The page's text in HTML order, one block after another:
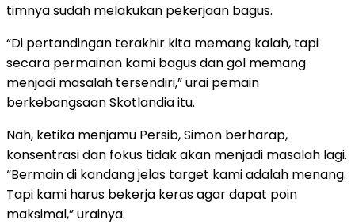
timnya sudah melakukan pekerjaan bagus.
“Di pertandingan terakhir kita memang kalah, tapi
secara permainan kami bagus dan gol memang
menjadi masalah tersendiri,” urai pemain
berkebangsaan Skotlandia itu.
Nah, ketika menjamu Persib, Simon berharap,
konsentrasi dan fokus tidak akan menjadi masalah lagi.
“Bermain di kandang jelas target kami adalah menang.
Tapi kami harus bekerja keras agar dapat poin
maksimal,” urainya.